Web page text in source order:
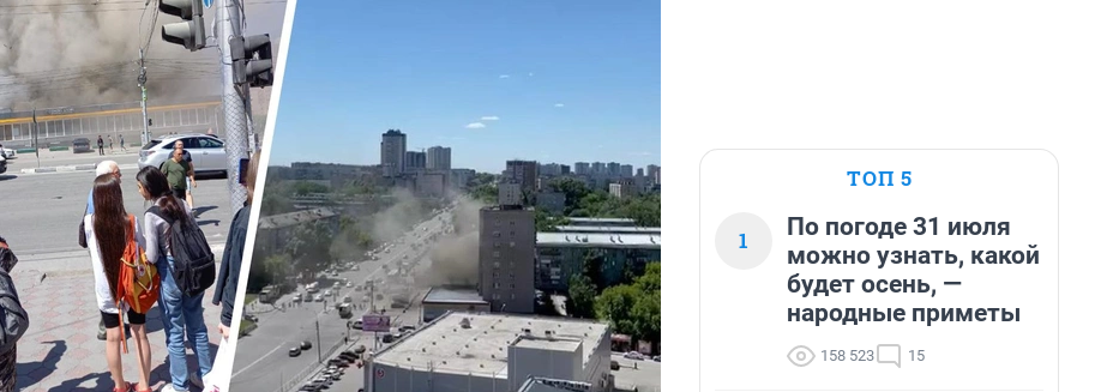
ТОП 5
1
По погоде 31 июля
можно узнать, какой
будет осень, —
народные приметы
158 523 15